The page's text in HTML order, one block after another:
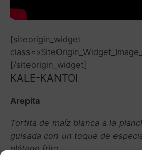
[siteorigin_widget
[/siteorigin_widget]
KALE-KANTOI
Arepita
Tortita de maíz blanca a la
guisada con un toque de
plátano frito.